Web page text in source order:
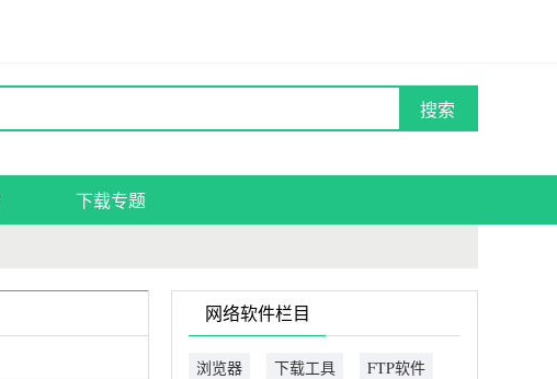
搜索
下载专题
网络软件栏目
浏览器 下载工具 FTP软件